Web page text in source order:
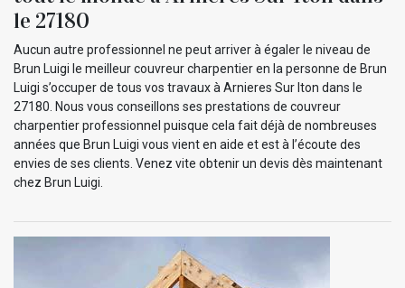
le 27180
Aucun autre professionnel ne peut arriver à égaler le niveau de
Brun Luigi le meilleur couvreur charpentier en la personne de Brun
Luigi s’occuper de tous vos travaux à Arnieres Sur Iton dans le
27180. Nous vous conseillons ses prestations de couvreur
charpentier professionnel puisque cela fait déjà de nombreuses
années que Brun Luigi vous vient en aide et est à l’écoute des
envies de ses clients. Venez vite obtenir un devis dès maintenant
chez Brun Luigi.